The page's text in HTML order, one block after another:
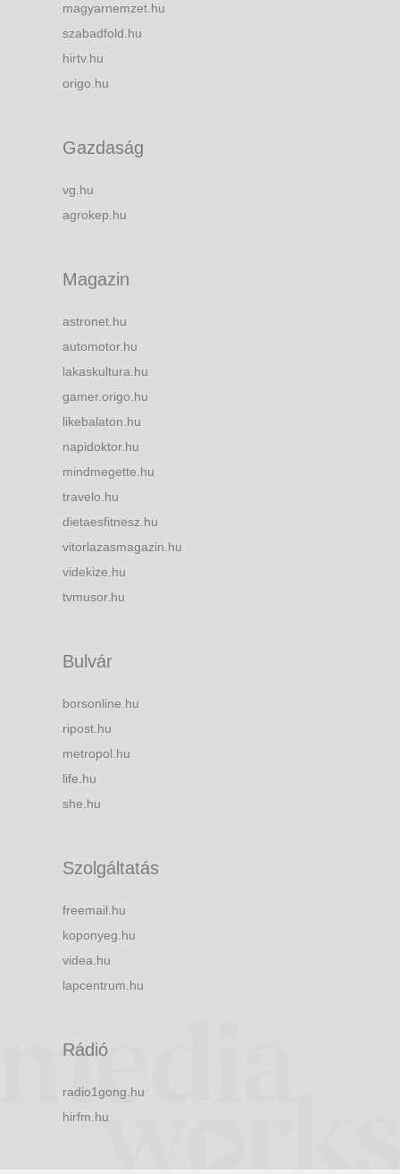
magyarnemzet.hu
szabadfold.hu
hirtv.hu
origo.hu
Gazdaság
vg.hu
agrokep.hu
Magazin
astronet.hu
automotor.hu
lakaskultura.hu
gamer.origo.hu
likebalaton.hu
napidoktor.hu
mindmegette.hu
travelo.hu
dietaesfitnesz.hu
vitorlazasmagazin.hu
videkize.hu
tvmusor.hu
Bulvár
borsonline.hu
ripost.hu
metropol.hu
life.hu
she.hu
Szolgáltatás
freemail.hu
koponyeg.hu
videa.hu
lapcentrum.hu
Rádió
radio1gong.hu
hirfm.hu